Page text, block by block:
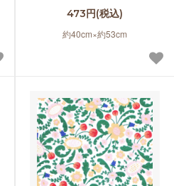
473円(税込)
約40cm×約53cm